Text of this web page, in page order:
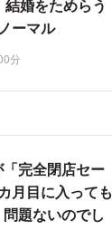
婚をためらう
ーマル
分
完全閉店セー
月目に入っても
題ないのでし